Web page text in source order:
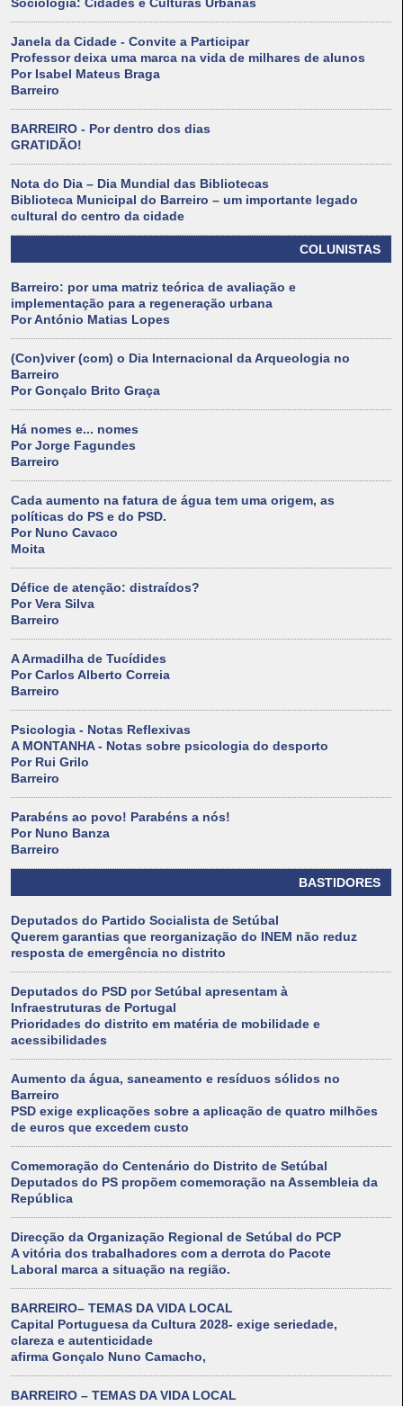
Sociologia: Cidades e Culturas Urbanas
Janela da Cidade - Convite a Participar
Professor deixa uma marca na vida de milhares de alunos
Por Isabel Mateus Braga
Barreiro
BARREIRO - Por dentro dos dias
GRATIDÃO!
Nota do Dia – Dia Mundial das Bibliotecas
Biblioteca Municipal do Barreiro – um importante legado
cultural do centro da cidade
COLUNISTAS
Barreiro: por uma matriz teórica de avaliação e
implementação para a regeneração urbana
Por António Matias Lopes
(Con)viver (com) o Dia Internacional da Arqueologia no
Barreiro
Por Gonçalo Brito Graça
Há nomes e... nomes
Por Jorge Fagundes
Barreiro
Cada aumento na fatura de água tem uma origem, as
políticas do PS e do PSD.
Por Nuno Cavaco
Moita
Défice de atenção: distraídos?
Por Vera Silva
Barreiro
A Armadilha de Tucídides
Por Carlos Alberto Correia
Barreiro
Psicologia - Notas Reflexivas
A MONTANHA - Notas sobre psicologia do desporto
Por Rui Grilo
Barreiro
Parabéns ao povo! Parabéns a nós!
Por Nuno Banza
Barreiro
BASTIDORES
Deputados do Partido Socialista de Setúbal
Querem garantias que reorganização do INEM não reduz
resposta de emergência no distrito
Deputados do PSD por Setúbal apresentam à
Infraestruturas de Portugal
Prioridades do distrito em matéria de mobilidade e
acessibilidades
Aumento da água, saneamento e resíduos sólidos no
Barreiro
PSD exige explicações sobre a aplicação de quatro milhões
de euros que excedem custo
Comemoração do Centenário do Distrito de Setúbal
Deputados do PS propõem comemoração na Assembleia da
República
Direcção da Organização Regional de Setúbal do PCP
A vitória dos trabalhadores com a derrota do Pacote
Laboral marca a situação na região.
BARREIRO– TEMAS DA VIDA LOCAL
Capital Portuguesa da Cultura 2028- exige seriedade,
clareza e autenticidade
afirma Gonçalo Nuno Camacho,
BARREIRO – TEMAS DA VIDA LOCAL